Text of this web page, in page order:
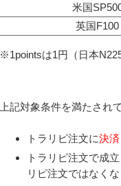
米国
英国F100
※1pointsは1円（日本
上記対象条件を満たされ
トラリピ注文に決
トラリピ注文で成
リピ注文ではなく